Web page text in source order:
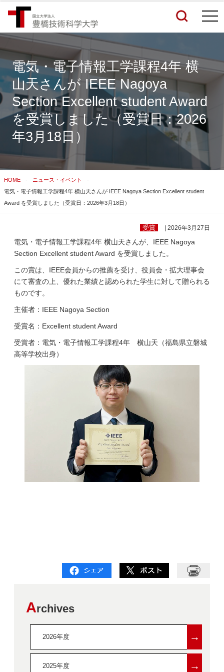
検索結果をもっと見る
関連サイトすべてを検索する
電気・電子情報工学課程4年 横
山天さんが IEEE Nagoya
Section Excellent student Award
を受賞しました（受賞日：2026
年3月18日）
HOME
ニュース・イベント
電気・電子情報工学課程4年 横山天さんが IEEE Nagoya Section Excellent student
Award を受賞しました（受賞日：2026年3月18日）
受賞 | 2026年3月27日
電気・電子情報工学課程4年 横山天さんが、IEEE Nagoya
Section Excellent student Award を受賞しました。
この賞は、IEEE会員からの推薦を受け、役員会・拡大理事会
にて審査の上、優れた業績と認められた学生に対して贈られる
ものです。
主催者：IEEE Nagoya Section
受賞名：Excellent student Award
受賞者：電気・電子情報工学課程4年 横山天（福島県立磐城
高等学校出身）
Archives
2026年度 →
2025年度 →